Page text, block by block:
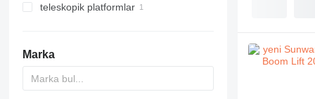
teleskopik platformlar
Marka